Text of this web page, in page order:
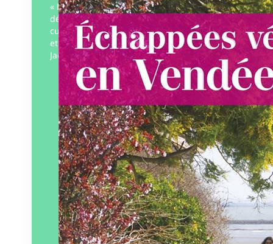
« Échappez-vous au cœur du végétal à la
découverte des plantes sauvages et
cultivées ! », voilà ce que vous proposent
et vous promettent les deux auteurs
Jacques…
Éditeur :D’Orbestier – Rêves
Bleus
Paru le17/03/2023